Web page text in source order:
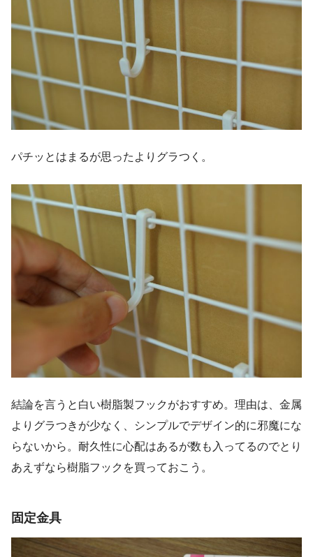
パチッとはまるが思ったよりグラつく。
結論を言うと白い樹脂製フックがおすすめ。理由は、金属
よりグラつきが少なく、シンプルでデザイン的に邪魔にな
らないから。耐久性に心配はあるが数も入ってるのでとり
あえずなら樹脂フックを買っておこう。
固定金具